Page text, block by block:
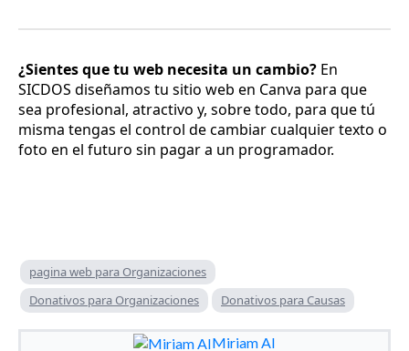
¿Sientes que tu web necesita un cambio? En
SICDOS diseñamos tu sitio web en Canva para que
sea profesional, atractivo y, sobre todo, para que tú
misma tengas el control de cambiar cualquier texto o
foto en el futuro sin pagar a un programador.
pagina web para Organizaciones
Donativos para Organizaciones
Donativos para Causas
Miriam AI